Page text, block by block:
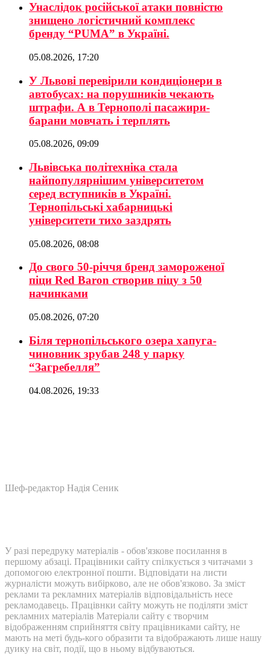
Унаслідок російської атаки повністю
знищено логістичний комплекс
бренду “PUMA” в Україні.
05.08.2026, 17:20
У Львові перевірили кондиціонери в
автобусах: на порушників чекають
штрафи. А в Тернополі пасажири-
барани мовчать і терплять
05.08.2026, 09:09
Львівська політехніка стала
найпопулярнішим університетом
серед вступників в Україні.
Тернопільські хабарницькі
університети тихо заздрять
05.08.2026, 08:08
До свого 50-річчя бренд замороженої
піци Red Baron створив піцу з 50
начинками
05.08.2026, 07:20
Біля тернопільського озера хапуга-
чиновник зрубав 248 у парку
“Загребелля”
04.08.2026, 19:33
Шеф-редактор Надія Сеник
У разі передруку матеріалів - обов'язкове посилання в
першому абзаці. Працівники сайту спілкується з читачами з
допомогою електронної пошти. Відповідати на листи
журналісти можуть вибірково, але не обов'язково. За зміст
реклами та рекламних матеріалів відповідальність несе
рекламодавець. Працівнки сайту можуть не поділяти зміст
рекламних матеріалів Матеріали сайту є творчим
відображенням сприйняття світу працівниками сайту, не
мають на меті будь-кого образити та відображають лише нашу
дуику на світ, події, що в ньому відбуваються.